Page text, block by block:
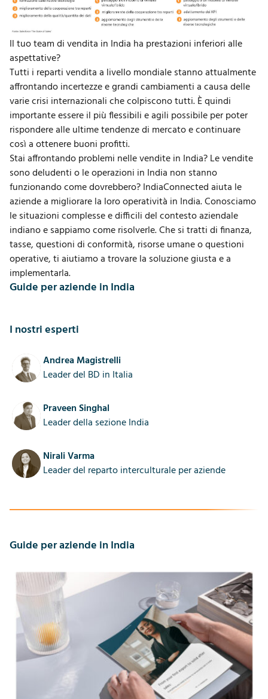
I nostri esperti
Andrea Magistrelli
Leader del BD in Italia
Praveen Singhal
Leader della sezione India
Nirali Varma
Leader del reparto interculturale per aziende
Guide per aziende in India
Il tuo team di vendita in India ha prestazioni inferiori alle
aspettative?
Tutti i reparti vendita a livello mondiale stanno attualmente
affrontando incertezze e grandi cambiamenti a causa delle
varie crisi internazionali che colpiscono tutti. È quindi
importante essere il più flessibili e agili possibile per poter
rispondere alle ultimetendenze di mercatoe continuare
così a ottenere buoni profitti.
Stai affrontando problemi nelle vendite in India? Levendite
sono deludenti o le operazioni in India non stanno
funzionando come dovrebbero? IndiaConnected aiuta le
aziende a migliorare la loro operatività in India. Conosciamo
le situazioni complesse e difficili del contesto aziendale
indiano e sappiamo come risolverle. Che si tratti di finanza,
tasse, questioni di conformità, risorse umaneo questioni
operative, ti aiutiamo a trovare la soluzione giusta e a
implementarla.
Guide per aziende in India